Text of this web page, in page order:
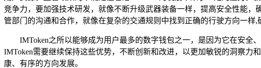
竞争力，要加强技术研发，就像不断升级武器装备一样，提高安全性能
管部门的沟通和合作，就像在复杂的交通规则中找到正确的行驶方向一样,
IMToken之所以能够成为用户最多的数字钱包之一，是因为它在安全
IMToken需要继续保持这些优势，不断创新和改进，以更加敏锐的洞察
康、有序的方向发展。